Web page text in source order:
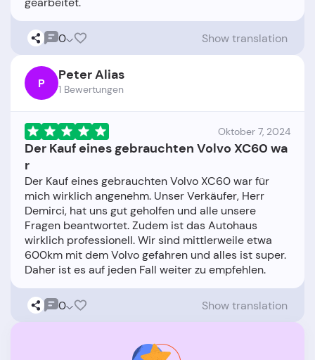
0 Show translation
P Peter Alias
1 Bewertungen
Oktober 7, 2024
Der Kauf eines gebrauchten Volvo XC60 wa
r
Der Kauf eines gebrauchten Volvo XC60 war für
mich wirklich angenehm. Unser Verkäufer, Herr
Demirci, hat uns gut geholfen und alle unsere
Fragen beantwortet. Zudem ist das Autohaus
wirklich professionell. Wir sind mittlerweile etwa
600km mit dem Volvo gefahren und alles ist super.
0 Show translation